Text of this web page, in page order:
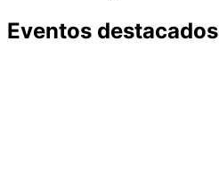
Eventos destacados